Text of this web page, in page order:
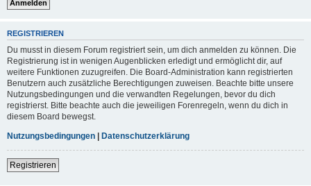
REGISTRIEREN
Du musst in diesem Forum registriert sein, um dich anmelden zu können. Die
Registrierung ist in wenigen Augenblicken erledigt und ermöglicht dir, auf
weitere Funktionen zuzugreifen. Die Board-Administration kann registrierten
Benutzern auch zusätzliche Berechtigungen zuweisen. Beachte bitte unsere
Nutzungsbedingungen und die verwandten Regelungen, bevor du dich
registrierst. Bitte beachte auch die jeweiligen Forenregeln, wenn du dich in
diesem Board bewegst.
Nutzungsbedingungen | Datenschutzerklärung
Registrieren